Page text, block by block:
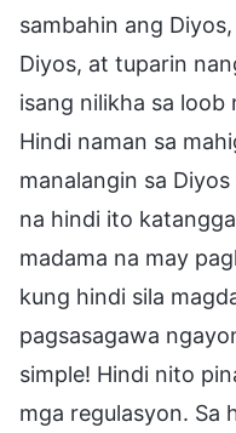
sambahin ang
Diyos, at tuparin
isang nilikha sa
Hindi naman sa
manalangin sa
na hindi ito
madama na may
kung hindi sila
pagsasagawa
simple! Hindi nito
mga regulasyon. Sa